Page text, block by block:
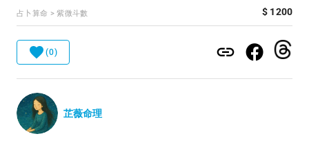
占卜算命 > 紫微斗數 $ 1200
(0)
芷薇命理